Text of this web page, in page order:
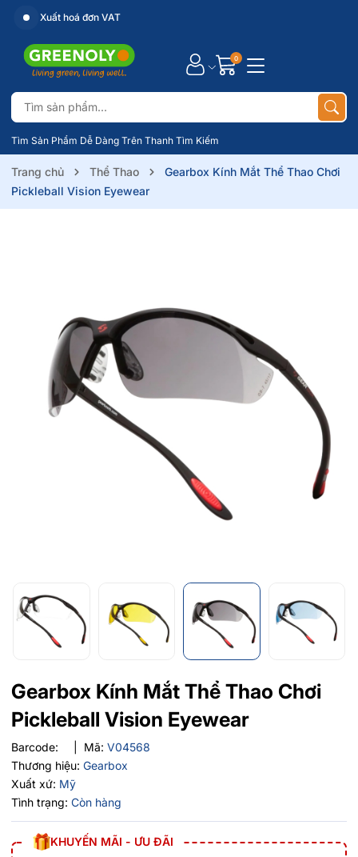
Xuất hoá đơn VAT
Tìm Sản Phẩm Dễ Dàng Trên Thanh Tìm Kiếm
0
Trang chủ Thể Thao
Gearbox Kính Mắt Thể Thao Chơi
Pickleball Vision Eyewear
Gearbox Kính Mắt Thể Thao Chơi
Pickleball Vision Eyewear
Barcode: Mã: V04568
Thương hiệu: Gearbox
Xuất xứ: Mỹ
Tình trạng: Còn hàng
KHUYẾN MÃI - ƯU ĐÃI